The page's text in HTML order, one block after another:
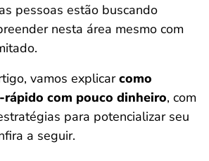
pessoas estão buscando
nesta área mesmo com
vamos explicarcomo
com pouco dinheiro, com
para potencializar seu
a seguir.